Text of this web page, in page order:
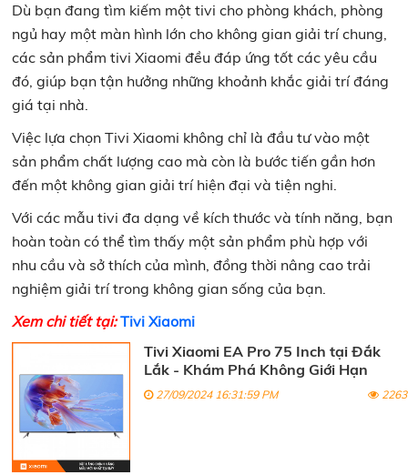
Dù bạn đang tìm kiếm một tivi cho phòng khách, phòng
ngủ hay một màn hình lớn cho không gian giải trí chung,
các sản phẩm tivi Xiaomi đều đáp ứng tốt các yêu cầu
đó, giúp bạn tận hưởng những khoảnh khắc giải trí đáng
giá tại nhà.
Việc lựa chọn Tivi Xiaomi không chỉ là đầu tư vào một
sản phẩm chất lượng cao mà còn là bước tiến gần hơn
đến một không gian giải trí hiện đại và tiện nghi.
Với các mẫu tivi đa dạng về kích thước và tính năng, bạn
hoàn toàn có thể tìm thấy một sản phẩm phù hợp với
nhu cầu và sở thích của mình, đồng thời nâng cao trải
nghiệm giải trí trong không gian sống của bạn.
Xem chi tiết tại:Tivi Xiaomi
Tivi Xiaomi EA Pro 75 Inch tại Đắk
Lắk - Khám Phá Không Giới Hạn
27/09/2024 16:31:59 PM 2263